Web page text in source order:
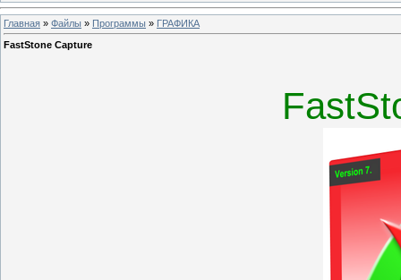
Главная » Файлы » Программы » ГРАФИКА
FastStone Capture